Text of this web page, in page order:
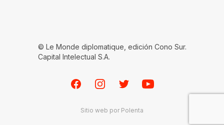
© Le Monde diplomatique, edición Cono Sur.
Capital Intelectual S.A.
FacebookInstagramTwitterYoutube
Sitio web por Polenta